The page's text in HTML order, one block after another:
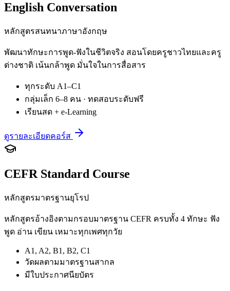
English Conversation
หลักสูตรสนทนาภาษาอังกฤษ
พัฒนาทักษะการพูด-ฟังในชีวิตจริง สอนโดยครูชาวไทยและครู
ต่างชาติ เน้นกล้าพูด มั่นใจในการสื่อสาร
ทุกระดับ A1–C1
กลุ่มเล็ก 6–8 คน · ทดสอบระดับฟรี
เรียนสด + e-Learning
ดูรายละเอียดคอร์ส
CEFR Standard Course
หลักสูตรมาตรฐานยุโรป
หลักสูตรอ้างอิงตามกรอบมาตรฐาน CEFR ครบทั้ง 4 ทักษะ ฟัง
พูด อ่าน เขียน เหมาะทุกเพศทุกวัย
A1, A2, B1, B2, C1
วัดผลตามมาตรฐานสากล
มีใบประกาศนียบัตร